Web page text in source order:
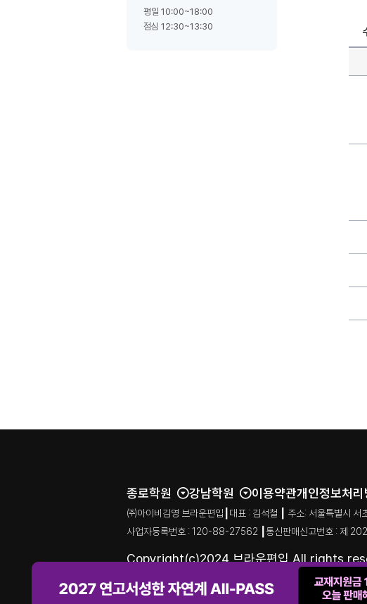
평일 10:00~18:00
점심 12:30~13:30
종로학원 강남학원 이용약관개인정보처리
㈜아이비김영 브라운편입┃대표 : 김석철 ┃ 주소: 서울특별
사업자등록번호 : 120-88-27562 ┃통신판매신고번호 : 제
Copyright(c)2024 브라운편입 All rights